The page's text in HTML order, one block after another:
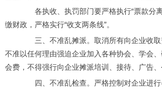
各执收、执罚部门要严格执行“票款分离
缴财政，严格实行“收支两条线”。
三、不准乱摊派。取消所有向企业收取
不准以任何理由强迫企业加入各种协会、学会
会费，不得强行向企业摊派培训、接待、广告、
四、不准乱检查。严格控制对企业进行